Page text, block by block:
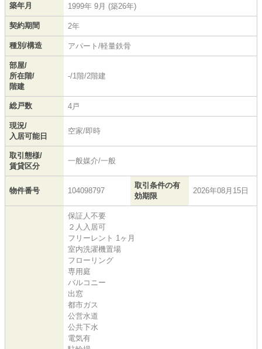
築年月 1999年 9月 (築26年)
契約期間 2年
種別/構造 アパート/軽量鉄骨
部屋/
所在階/
階建
-/1階/2階建
総戸数 4戸
現況/
入居可能日
空家/即時
取引態様/
賃貸区分
一般媒介/一般
物件番号 104098797
取引条件の有
効期限
2026年08月15日
保証人不要
２人入居可
フリーレント 1ヶ月
室内洗濯機置場
フローリング
専用庭
バルコニー
出窓
都市ガス
公営水道
公共下水
電気有